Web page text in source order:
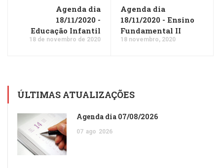
Agenda dia
18/11/2020 -
Educação Infantil
18 de novembro de 2020
Agenda dia
18/11/2020 - Ensino
Fundamental II
18 novembro, 2020
ÚLTIMAS ATUALIZAÇÕES
Agenda dia 07/08/2026
07 ago 2026